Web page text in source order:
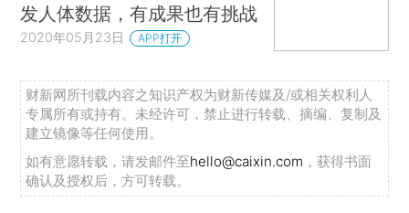
发人体数据，有成果也有挑战
2020年05月23日 APP打开
财新网所刊载内容之知识产权为财新传媒及/或相关权利人
专属所有或持有。未经许可，禁止进行转载、摘编、复制及
建立镜像等任何使用。
如有意愿转载，请发邮件至hello@caixin.com ，获得书面
确认及授权后，方可转载。